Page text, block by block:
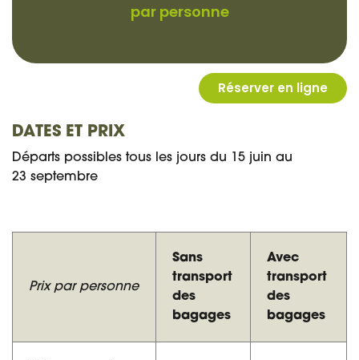
DATES ET PRIX
Départs possibles tous les jours du 15 juin au
23 septembre
Prix par personne
Sans
transport
des
bagages
Avec
transport
des
bagages